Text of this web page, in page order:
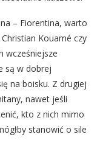
– Fiorentina, warto
Kouamé czy
wcześniejsze
są w dobrej
na boisku. Z drugiej
nawet jeśli
kto z nich mimo
stanowić o sile